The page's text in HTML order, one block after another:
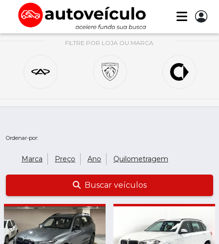
FILTRE POR LOJA OU MARCA
Ordenar-por:
Marca Preço Ano Quilometragem
Buscar veículos